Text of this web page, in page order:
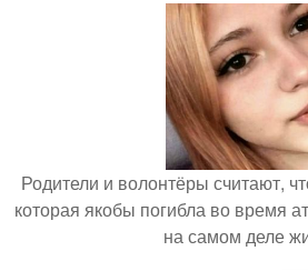
Родители и волонтёры считают,
которая якобы погибла во время
на самом деле